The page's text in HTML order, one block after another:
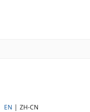
EN
ZH-CN